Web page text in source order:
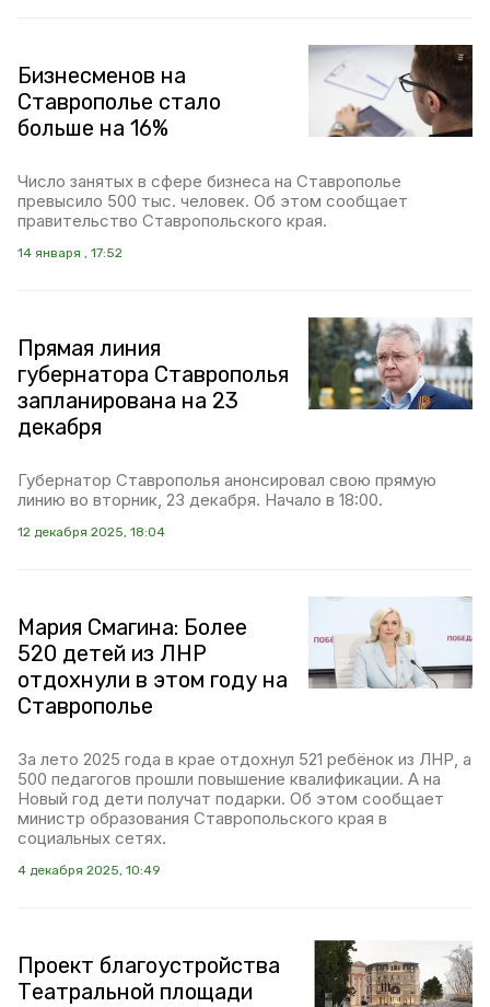
Бизнесменов на
Ставрополье стало
больше на 16%
Число занятых в сфере бизнеса на Ставрополье
превысило 500 тыс. человек. Об этом сообщает
правительство Ставропольского края.
14 января , 17:52
Прямая линия
губернатора Ставрополья
запланирована на 23
декабря
Губернатор Ставрополья анонсировал свою прямую
линию во вторник, 23 декабря. Начало в 18:00.
12 декабря 2025, 18:04
Мария Смагина: Более
520 детей из ЛНР
отдохнули в этом году на
Ставрополье
За лето 2025 года в крае отдохнул 521 ребёнок из ЛНР, а
500 педагогов прошли повышение квалификации. А на
Новый год дети получат подарки. Об этом сообщает
министр образования Ставропольского края в
социальных сетях.
4 декабря 2025, 10:49
Проект благоустройства
Театральной площади